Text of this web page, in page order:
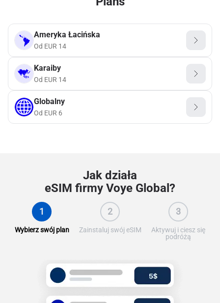
Ameryka Łacińska
Od EUR 14
Karaiby
Od EUR 14
Globalny
Od EUR 6
Jak działa
eSIM firmy Voye Global?
1
Wybierz swój plan
2
Zainstaluj swój eSIM
3
Aktywuj i ciesz się
podróżą